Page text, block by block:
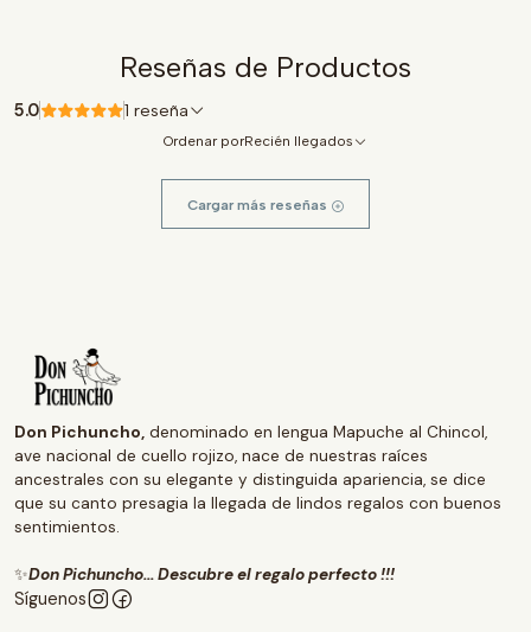
Reseñas de Productos
5.0 1 reseña
Ordenar porRecién llegados
Cargar más reseñas
Don Pichuncho, denominado en lengua Mapuche al Chincol,
ave nacional de cuello rojizo, nace de nuestras raíces
ancestrales con su elegante y distinguida apariencia, se dice
que su canto presagia la llegada de lindos regalos con buenos
sentimientos.
✨Don Pichuncho... Descubre el regalo perfecto !!!
Síguenos